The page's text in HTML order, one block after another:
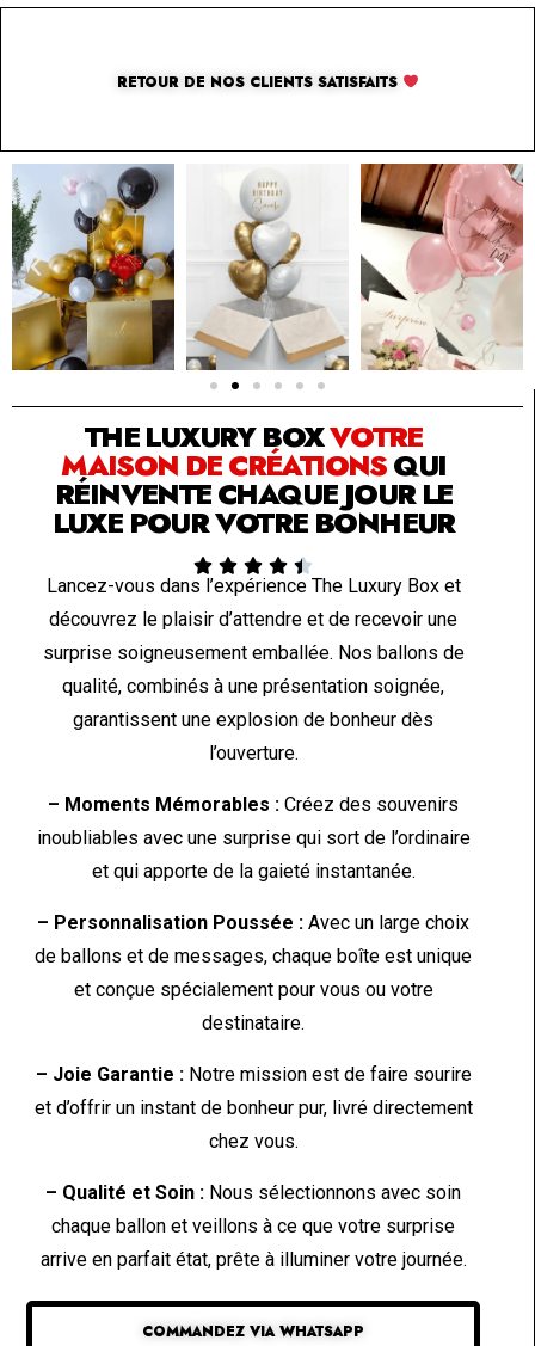
RETOUR DE NOS CLIENTS SATISFAITS
SOLUTION PAR THE LUXURY BOX & CO
THE LUXURY BOXVOTRE
MAISON DE CRÉATIONSQUI
RÉINVENTE CHAQUE JOUR LE
LUXE POUR VOTRE BONHEUR
    
Lancez-vous dans l’expérience The Luxury Box et
découvrez le plaisir d’attendre et de recevoir une
surprise soigneusement emballée. Nos ballons de
qualité, combinés à une présentation soignée,
garantissent une explosion de bonheur dès
l’ouverture.
– Moments Mémorables : Créez des souvenirs
inoubliables avec une surprise qui sort de l’ordinaire
et qui apporte de la gaieté instantanée.
– Personnalisation Poussée : Avec un large choix
de ballons et de messages, chaque boîte est unique
et conçue spécialement pour vous ou votre
destinataire.
– Joie Garantie :Notre mission est de faire sourire
et d’offrir un instant de bonheur pur, livré directement
chez vous.
– Qualité et Soin : Nous sélectionnons avec soin
chaque ballon et veillons à ce que votre surprise
arrive en parfait état, prête à illuminer votre journée.
COMMANDEZ VIA WHATSAPP